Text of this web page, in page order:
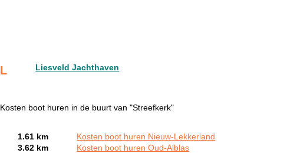
L Liesveld Jachthaven
Kosten boot huren in de buurt van "Streefkerk"
1.61 km
Kosten boot huren Nieuw-Lekkerland
3.62 km
Kosten boot huren Oud-Alblas